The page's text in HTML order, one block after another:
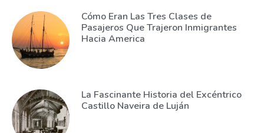
Cómo Eran Las Tres Clases de
Pasajeros Que Trajeron Inmigrantes
Hacia America
La Fascinante Historia del Excéntrico
Castillo Naveira de Luján